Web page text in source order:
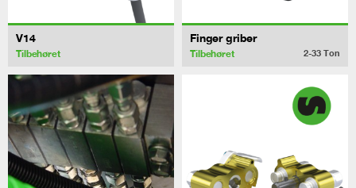
V14
Tilbehøret
Finger griber
Tilbehøret 2-33 Ton